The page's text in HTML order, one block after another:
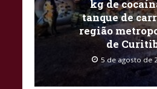
kg de
tanque de
região
de
5 de agosto de